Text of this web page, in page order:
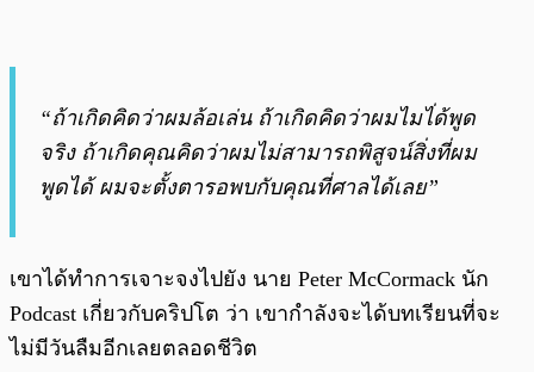
“ถ้าเกิดคิดว่าผมล้อเล่น ถ้าเกิดคิดว่าผมไมไ่ด้พูด
จริง ถ้าเกิดคุณคิดว่าผมไม่สามารถพิสูจน์สิ่งที่ผม
พูดได้ ผมจะตั้งตารอพบกับคุณที่ศาลได้เลย”
เขาได้ทำการเจาะจงไปยัง นาย Peter McCormack นัก
Podcast เกี่ยวกับคริปโต ว่า เขากำลังจะได้บทเรียนที่จะ
ไม่มีวันลืมอีกเลยตลอดชีวิต